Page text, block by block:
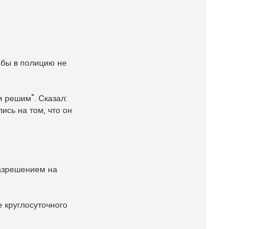
в полицию не
решим". Сказал:
на том, что он
на